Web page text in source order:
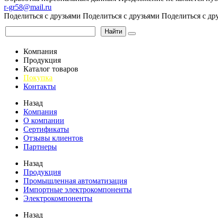
r-gr58@mail.ru
Поделиться с друзьями Поделиться с друзьями Поделиться с
Найти
Компания
Продукция
Каталог товаров
Покупка
Контакты
Назад
Компания
О компании
Сертификаты
Отзывы клиентов
Партнеры
Назад
Продукция
Промышленная автоматизация
Импортные электрокомпоненты
Электрокомпоненты
Назад